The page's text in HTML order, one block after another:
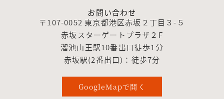
お問い合わせ
〒107-0052 東京都港区赤坂２丁目３-５
赤坂スターゲートプラザ２F
溜池山王駅10番出口徒歩1分
赤坂駅(2番出口)：徒歩7分
GoogleMapで開く